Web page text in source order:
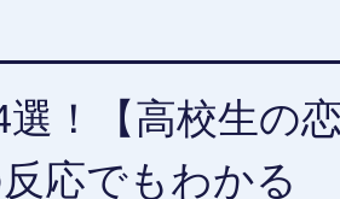
！【高校生の恋
応でもわかる